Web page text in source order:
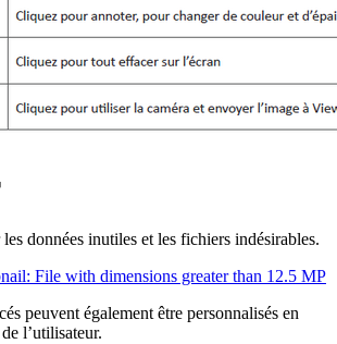
données inutiles et les fichiers indésirables.
File with dimensions greater than 12.5 MP
peuvent également être personnalisés en
l’utilisateur.